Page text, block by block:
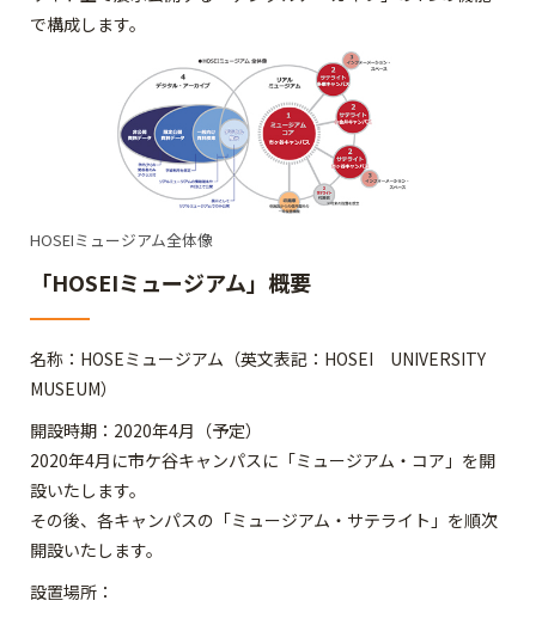
で構成します。
HOSEIミュージアム全体像
「HOSEIミュージアム」概要
名称：HOSEミュージアム（英文表記：HOSEI UNIVERSITY
MUSEUM）
開設時期：2020年4月（予定）
2020年4月に市ケ谷キャンパスに「ミュージアム・コア」を開
設いたします。
その後、各キャンパスの「ミュージアム・サテライト」を順次
開設いたします。
設置場所：